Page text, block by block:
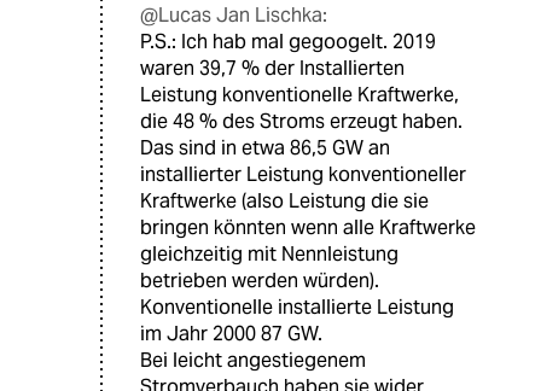
@Lucas Jan Lischka:
P.S.: Ich hab mal gegoogelt. 2019
waren 39,7 % der Installierten
Leistung konventionelle Kraftwerke,
die 48 % des Stroms erzeugt haben.
Das sind in etwa 86,5 GW an
installierter Leistung konventioneller
Kraftwerke (also Leistung die sie
bringen könnten wenn alle Kraftwerke
gleichzeitig mit Nennleistung
betrieben werden würden).
Konventionelle installierte Leistung
im Jahr 2000 87 GW.
Bei leicht angestiegenem